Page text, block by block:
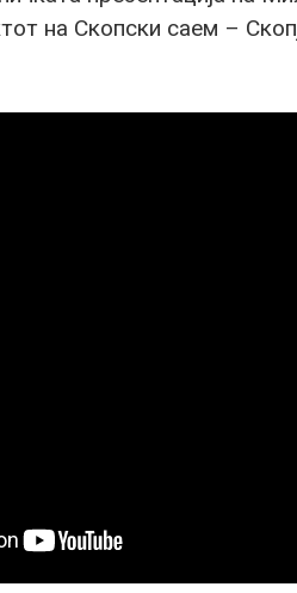
на Скопски саем –